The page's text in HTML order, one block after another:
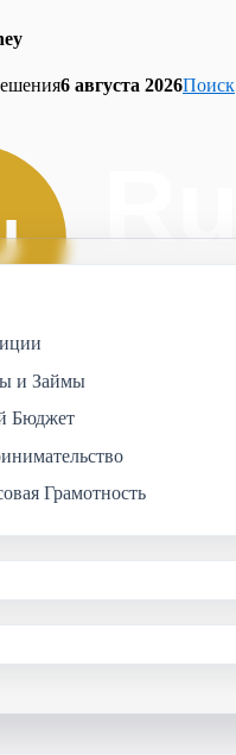
6 августа 2026Поиск
Финансовая Грамотность
и Займы
Бюджет
Грамотность